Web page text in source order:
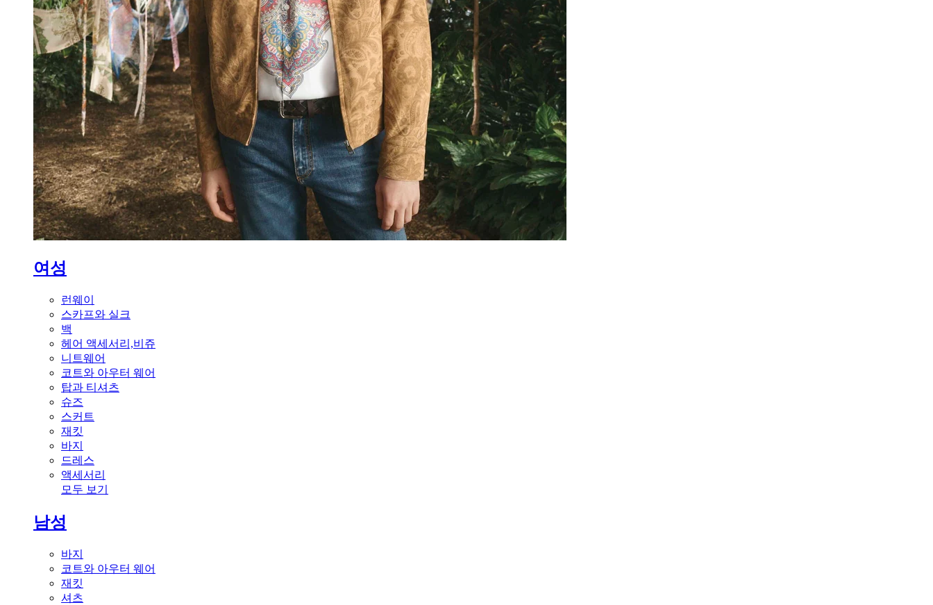
여성
런웨이
스카프와 실크
백
헤어 액세서리,비쥬
니트웨어
코트와 아우터 웨어
탑과 티셔츠
슈즈
스커트
재킷
바지
드레스
액세서리
모두 보기
남성
바지
코트와 아우터 웨어
재킷
셔츠